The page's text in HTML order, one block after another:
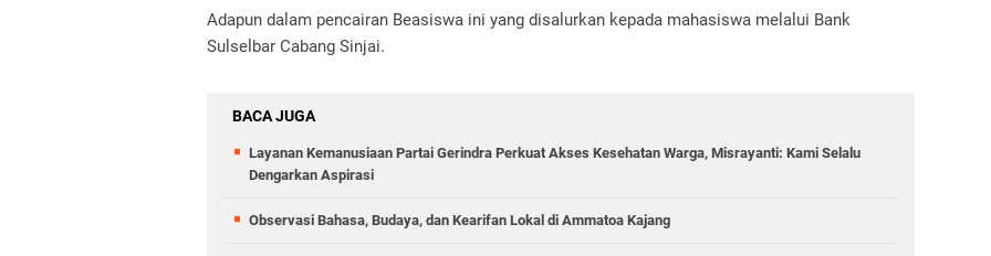
Adapun dalam pencairan Beasiswa ini yang disalurkan kepada mahasiswa melalui Bank
Sulselbar Cabang Sinjai.
BACA JUGA
Layanan Kemanusiaan Partai Gerindra Perkuat Akses Kesehatan Warga, Misrayanti: Kami Selalu
Dengarkan Aspirasi
Observasi Bahasa, Budaya, dan Kearifan Lokal di Ammatoa Kajang